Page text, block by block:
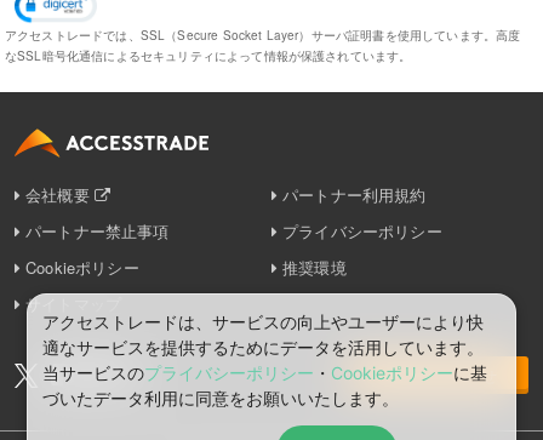
アクセストレードでは、SSL（Secure Socket Layer）サーバ証明書を使用しています。高度
なSSL暗号化通信によるセキュリティによって情報が保護されています。
会社概要
パートナー利用規約
パートナー禁止事項
プライバシーポリシー
Cookieポリシー
推奨環境
サイトマップ
お問い合わせ
アクセストレードは、サービスの向上やユーザーにより快
適なサービスを提供するためにデータを活用しています。
当サービスのプライバシーポリシー ・ Cookieポリシーに基
づいたデータ利⽤に同意をお願いいたします。